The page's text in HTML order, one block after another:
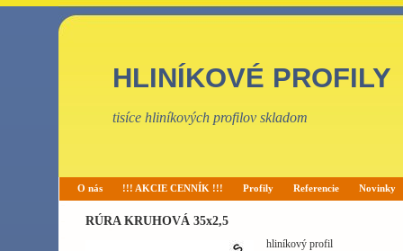
HLINÍKOVÉ PROFILY
tisíce hliníkových profilov skladom
O nás !!! AKCIE CENNÍK !!! Profily Referencie Novinky
RÚRA KRUHOVÁ 35x2,5
hliníkový profil